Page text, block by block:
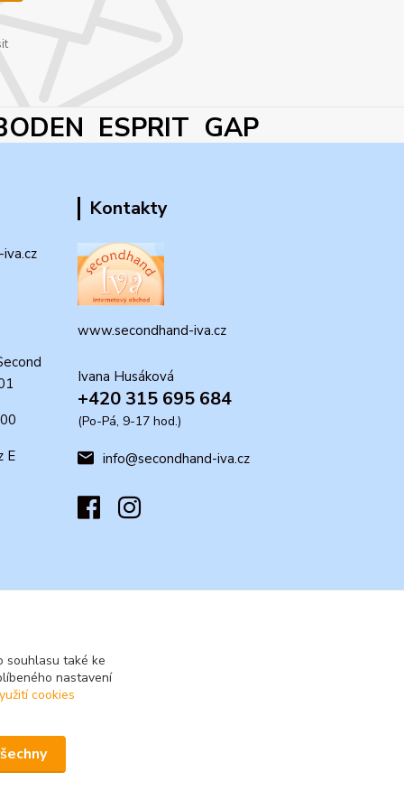
ESPRIT GAP
E
Kontakty
www.secondhand-iva.cz
Ivana Husáková
+420 315 695 684
(Po-Pá, 9-17 hod.)
info@secondhand-iva.cz
souhlasu také ke
nastavení
cookies